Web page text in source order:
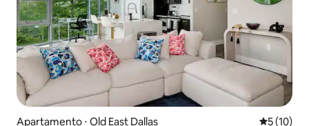
Apartamento ⋅ Old East Dallas 5 de uma
5 (10)